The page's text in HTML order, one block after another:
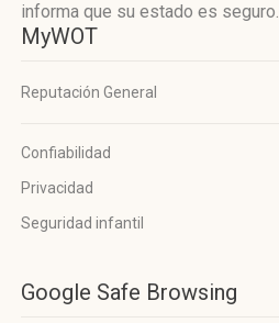
informa que su estado es seguro.
MyWOT
Reputación General
Confiabilidad
Privacidad
Seguridad infantil
Google Safe Browsing